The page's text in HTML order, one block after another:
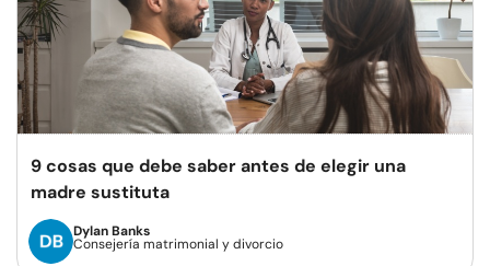
9 cosas que debe saber antes de elegir una
madre sustituta
Dylan Banks
Consejería matrimonial y divorcio